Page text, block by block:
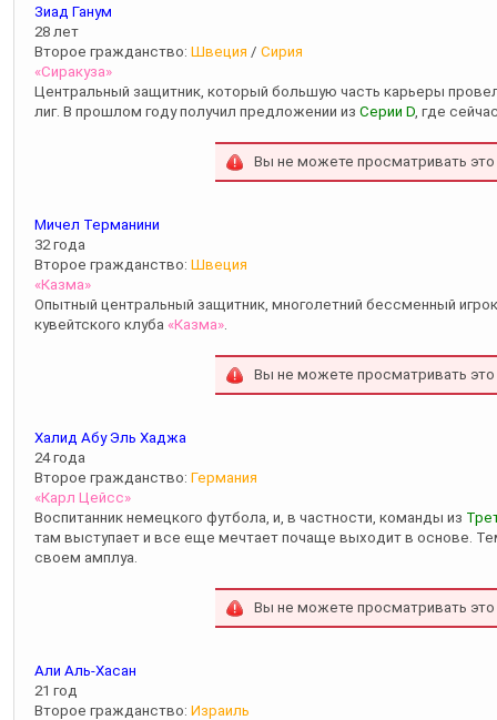
Зиад Ганум
28 лет
Второе гражданство: Швеция / Сирия
«Сиракуза»
Центральный защитник, который большую часть карьеры
лиг. В прошлом году получил предложении из Серии D , где
Вы не можете просматривать
Мичел Терманини
32 года
Второе гражданство: Швеция
«Казма»
Опытный центральный защитник, многолетний бессменный
кувейтского клуба «Казма»
Вы не можете просматривать
Халид Абу Эль Хаджа
24 года
Второе гражданство: Германия
«Карл Цейсс»
Воспитанник немецкого футбола, и, в частности, команды из
там выступает и все еще мечтает почаще выходит в основе.
своем амплуа.
Вы не можете просматривать
Али Аль-Хасан
21 год
Второе гражданство: Израиль